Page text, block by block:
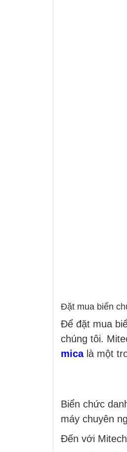
Đặt mua biển
Để đặt mua
chúng tôi.
micalà một
Biển chức
máy chuyên
Đến với